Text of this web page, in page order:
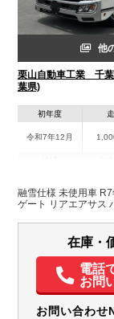
他
栗山自動車工業 千葉
葉県)
初年度
令和7年12月
千葉県
融雪仕様 未使用車
ゲート リアエアサス
在庫・
電話
お問
お問い合わせ